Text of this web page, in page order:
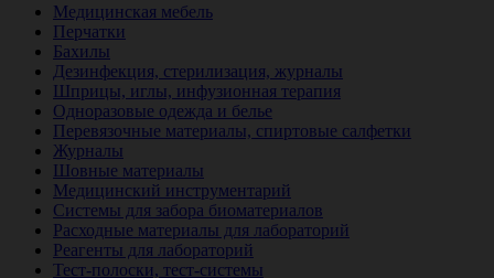
Медицинская мебель
Перчатки
Бахилы
Дезинфекция, стерилизация, журналы
Шприцы, иглы, инфузионная терапия
Одноразовые одежда и белье
Перевязочные материалы, спиртовые салфетки
Журналы
Шовные материалы
Медицинский инструментарий
Системы для забора биоматериалов
Расходные материалы для лабораторий
Реагенты для лабораторий
Тест-полоски, тест-системы